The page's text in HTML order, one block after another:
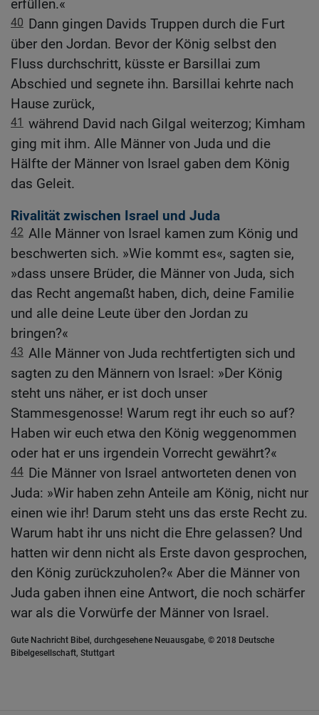
erfüllen.«
40 Dann gingen Davids Truppen durch die Furt
über den Jordan. Bevor der König selbst den
Fluss durchschritt, küsste er Barsillai zum
Abschied und segnete ihn. Barsillai kehrte nach
Hause zurück,
41 während David nach Gilgal weiterzog; Kimham
ging mit ihm. Alle Männer von Juda und die
Hälfte der Männer von Israel gaben dem König
das Geleit.
Rivalität zwischen Israel und Juda
42 Alle Männer von Israel kamen zum König und
beschwerten sich. »Wie kommt es«, sagten sie,
»dass unsere Brüder, die Männer von Juda, sich
das Recht angemaßt haben, dich, deine Familie
und alle deine Leute über den Jordan zu
bringen?«
43 Alle Männer von Juda rechtfertigten sich und
sagten zu den Männern von Israel: »Der König
steht uns näher, er ist doch unser
Stammesgenosse! Warum regt ihr euch so auf?
Haben wir euch etwa den König weggenommen
oder hat er uns irgendein Vorrecht gewährt?«
44 Die Männer von Israel antworteten denen von
Juda: »Wir haben zehn Anteile am König, nicht nur
einen wie ihr! Darum steht uns das erste Recht zu.
Warum habt ihr uns nicht die Ehre gelassen? Und
hatten wir denn nicht als Erste davon gesprochen,
den König zurückzuholen?« Aber die Männer von
Juda gaben ihnen eine Antwort, die noch schärfer
war als die Vorwürfe der Männer von Israel.
Gute Nachricht Bibel, durchgesehene Neuausgabe, © 2018 Deutsche
Bibelgesellschaft, Stuttgart